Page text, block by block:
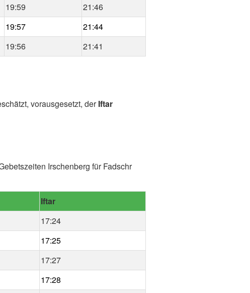
19:59
21:46
19:57
21:44
19:56 21:41
vorausgesetzt, derIftar
Irschenberg für Fadschr
Iftar
17:24
17:25
17:27
17:28